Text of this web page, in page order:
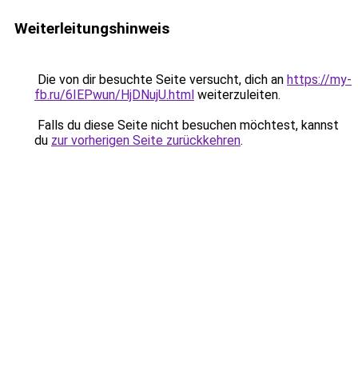
Weiterleitungshinweis
Die von dir besuchte Seite versucht, dich an https://my-
fb.ru/6IEPwun/HjDNujU.html weiterzuleiten.
Falls du diese Seite nicht besuchen möchtest, kannst
du zur vorherigen Seite zurückkehren.